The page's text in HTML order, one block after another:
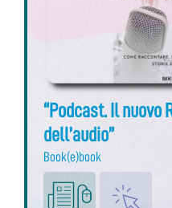
“Podcast. Il nuovo
dell’audio”
Book(e)book